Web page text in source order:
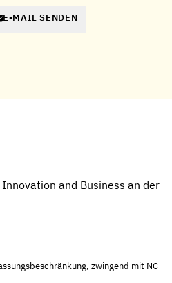
E-MAIL SENDEN
and Business an der
zwingend mit NC